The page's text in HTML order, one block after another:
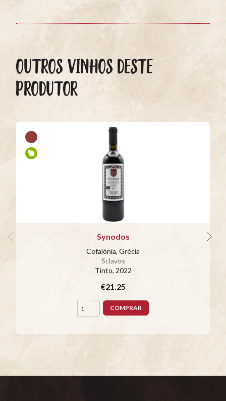
OUTROS VINHOS DESTE
PRODUTOR
Synodos
Cefalónia, Grécia
Sclavos
Tinto, 2022
€21.25
COMPRAR